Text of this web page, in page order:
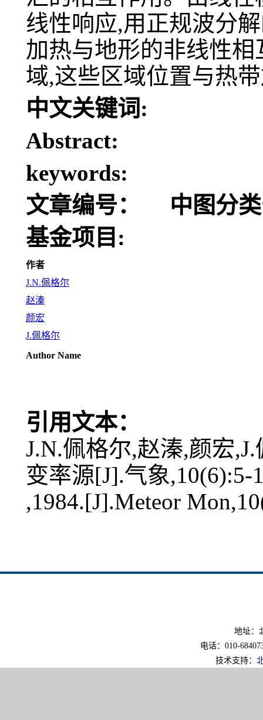
线性响应,用正规波分
加热与地形的非线性
域,这些区域位置与热
中文关键词:
Abstract:
keywords:
文章编号：
中图分
基金项目:
作者
J.N.佩格尔
赵溱
颜宏
J.佩格尔
Author Name
引用文本：
J.N.佩格尔,赵溱,颜宏
变率源[J].气象,10(6):5-
,1984.[J].Meteor
地址：
电话：010-
技术支持：